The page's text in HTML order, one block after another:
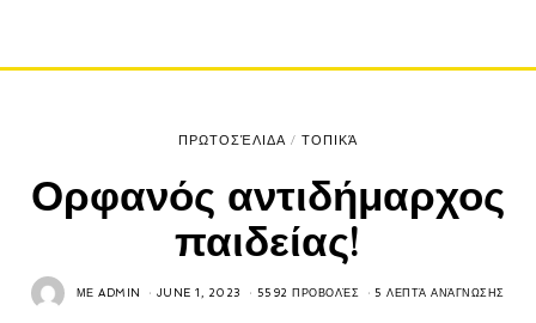
ΠΡΩΤΟΣΈΛΙΔΑ / ΤΟΠΙΚΆ
Ορφανός αντιδήμαρχος
παιδείας!
ΜΕADMIN JUNE 1, 2023 5592 ΠΡΟΒΟΛΈΣ 5 ΛΕΠΤΆ ΑΝΆΓΝΩΣΗΣ